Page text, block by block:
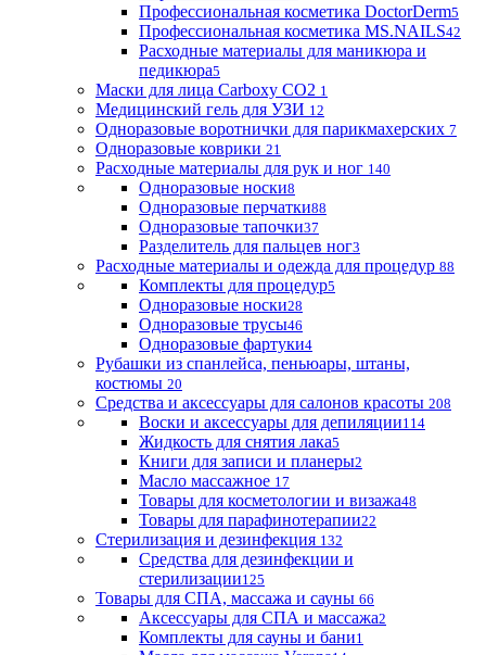
Профессиональная косметика DoctorDerm5
Профессиональная косметика MS.NAILS42
Расходные материалы для маникюра и
педикюра5
Маски для лица Carboxy CO2 1
Медицинский гель для УЗИ 12
Одноразовые воротнички для парикмахерских 7
Одноразовые коврики 21
Расходные материалы для рук и ног 140
Одноразовые носки8
Одноразовые перчатки88
Одноразовые тапочки37
Разделитель для пальцев ног3
Расходные материалы и одежда для процедур 88
Комплекты для процедур5
Одноразовые носки28
Одноразовые трусы46
Одноразовые фартуки4
Рубашки из спанлейса, пеньюары, штаны,
костюмы 20
Средства и аксессуары для салонов красоты 208
Воски и аксессуары для депиляции114
Жидкость для снятия лака5
Книги для записи и планеры2
Масло массажное 17
Товары для косметологии и визажа48
Товары для парафинотерапии22
Стерилизация и дезинфекция 132
Средства для дезинфекции и
стерилизации125
Товары для СПА, массажа и сауны 66
Аксессуары для СПА и массажа2
Комплекты для сауны и бани1